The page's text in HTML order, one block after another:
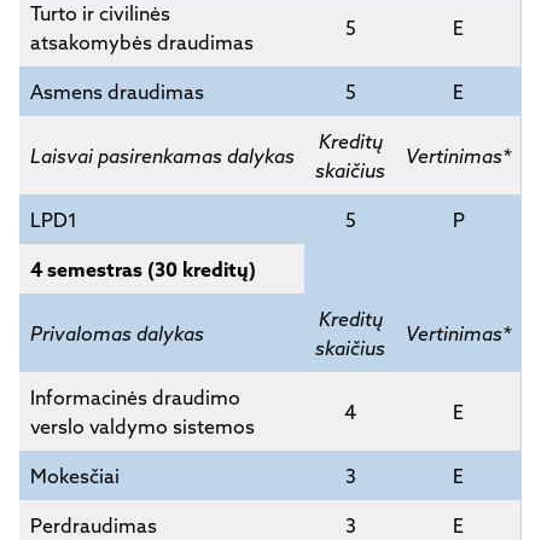
Turto ir civilinės
atsakomybės draudimas
5 E
Asmens draudimas 5 E
Laisvai pasirenkamas dalykas
Kreditų
skaičius
Vertinimas*
LPD1 5 P
4 semestras (30 kreditų)
Privalomas dalykas
Kreditų
skaičius
Vertinimas*
Informacinės draudimo
verslo valdymo sistemos
4 E
Mokesčiai 3 E
Perdraudimas 3 E